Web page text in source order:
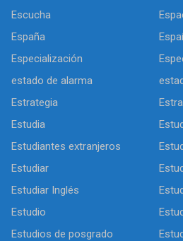
Escucha
España
Especialización
estado de alarma
Estrategia
Estudia
Estudiantes extranjeros
Estudiar
Estudiar Inglés
Estudio
Estudios de posgrado